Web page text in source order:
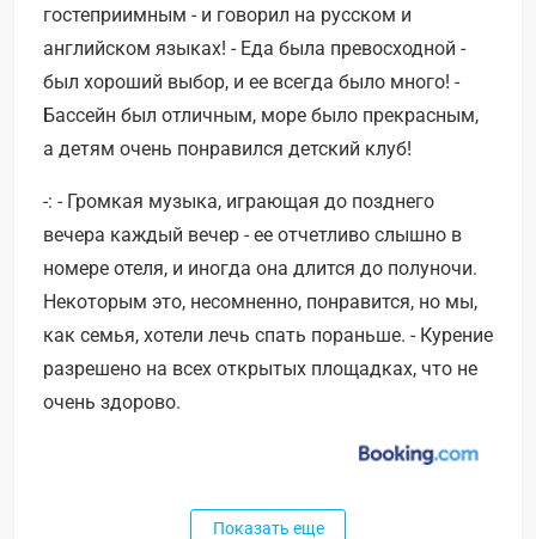
гостеприимным - и говорил на русском и
английском языках! - Еда была превосходной -
был хороший выбор, и ее всегда было много! -
Бассейн был отличным, море было прекрасным,
а детям очень понравился детский клуб!
-: - Громкая музыка, играющая до позднего
вечера каждый вечер - ее отчетливо слышно в
номере отеля, и иногда она длится до полуночи.
Некоторым это, несомненно, понравится, но мы,
как семья, хотели лечь спать пораньше. - Курение
разрешено на всех открытых площадках, что не
очень здорово.
Показать еще